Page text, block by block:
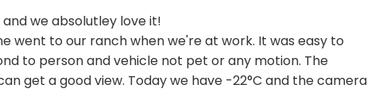
we absolutley love it!
went to our ranch when we're at work. It was easy to
to person and vehicle not pet or any motion. The
get a good view. Today we have -22°C and the camera